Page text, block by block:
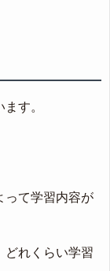
す。
って学習内容が
どれくらい学習